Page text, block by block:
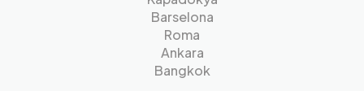
Barselona
Roma
Ankara
Bangkok